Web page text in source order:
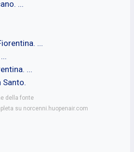
...
...
...
Santo.
della fonte
su norcenni.huopenair.com